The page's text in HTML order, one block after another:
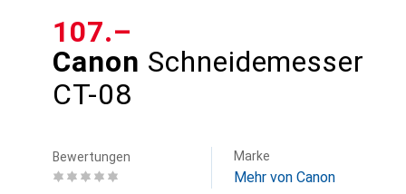
Canon Schneidemesser
CT-08
CHF
107.–
Bewertungen Marke
Mehr von Canon